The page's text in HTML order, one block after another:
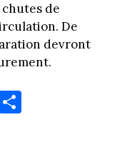
de
De
devront
Pa
rt